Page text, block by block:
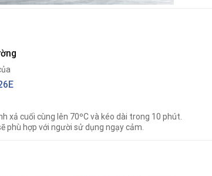
xả cuối cùng lên 70ºC và kéo dài trong 10 phút.
phù hợp với người sử dụng ngạy cảm.